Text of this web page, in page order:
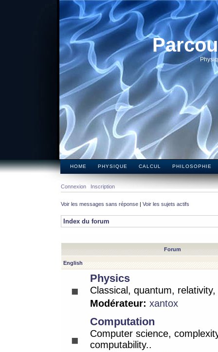
HOME PHYSIQUE CALCUL PHILOSOPHIE
Connexion Inscription
Voir les messages sans réponse | Voir les sujets actifs
Index du forum
Forum
English
Physics
Classical, quantum,
Modérateur: xantox
Computation
Computer science,
computability..